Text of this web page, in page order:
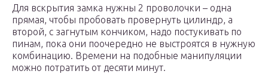
Для вскрытия замка нужны 2 проволочки – одна
прямая, чтобы пробовать провернуть цилиндр, а
второй, с загнутым кончиком, надо постукивать по
пинам, пока они поочередно не выстроятся в нужную
комбинацию. Времени на подобные манипуляции
можно потратить от десяти минут.